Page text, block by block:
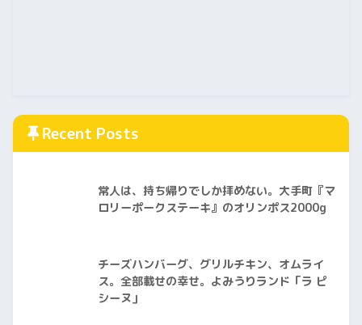
Recent Posts
常人は、持ち帰りでしか拝めない。大手町『マ
ロリーポークステーキ』のオリンポス2000g
チーズハンバーグ、グリルチキン、オムライ
ス。全部載せの幸せ。よみうりランド「ラ ピ
シーヌ」